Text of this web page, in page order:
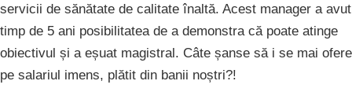
servicii de sănătate de calitate înaltă. Acest manager a avut
timp de 5 ani posibilitatea de a demonstra că poate atinge
obiectivul și a eșuat magistral. Câte șanse să i se mai ofere
pe salariul imens, plătit din banii noștri?!